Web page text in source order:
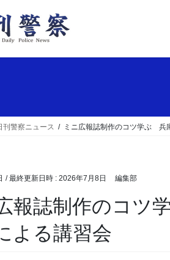
刊警察ニュース ミニ広報誌制作のコツ学ぶ 兵
/ 最終更新日時 : 2026年7月8日 編集部
よる講習会